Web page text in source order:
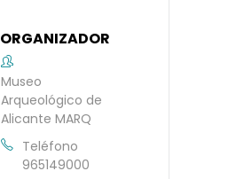
ORGANIZADOR
Museo
Arqueológico de
Alicante MARQ
Teléfono
965149000